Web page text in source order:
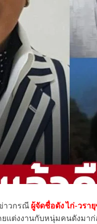
าวกรณี ผู้จัดชื่อดัง ไก่-วรา
ยแต่งงานกับหนุ่มคนดังมา